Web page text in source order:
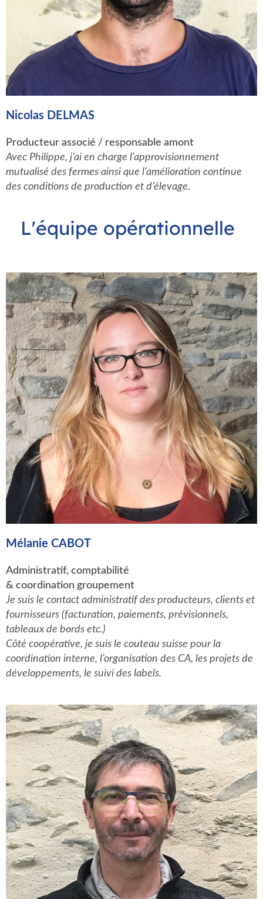
Nicolas DELMAS
Producteur associé / responsable amont
Avec Philippe, j’ai en charge l’approvisionnement
mutualisé des fermes ainsi que l’amélioration continue
des conditions de production et d’élevage.
L'équipe opérationnelle
Mélanie CABOT
Administratif, comptabilité
& coordination groupement
Je suis le contact administratif des producteurs, clients et
fournisseurs (facturation, paiements, prévisionnels,
tableaux de bords etc.)
Côté coopérative, je suis le couteau suisse pour la
coordination interne, l’organisation des CA, les projets de
développements, le suivi des labels.